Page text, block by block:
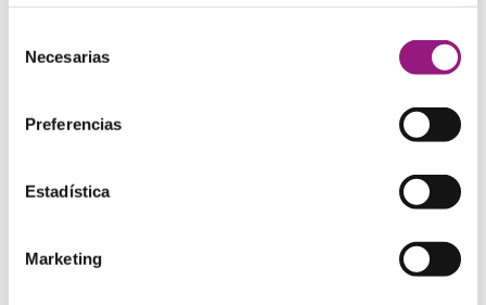
Necesarias
Preferencias
Estadística
Marketing